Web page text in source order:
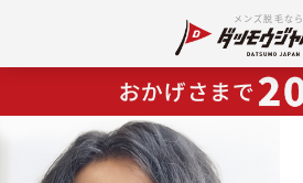
メンズ脱毛なら